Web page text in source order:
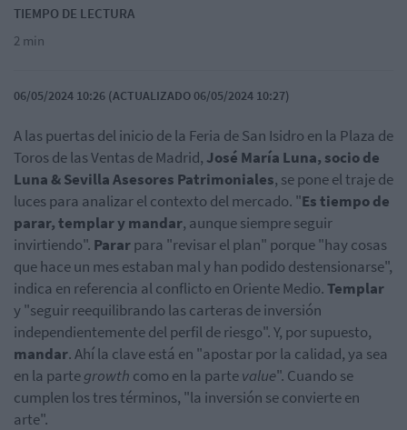
TIEMPO DE LECTURA
2 min
06/05/2024 10:26 (ACTUALIZADO 06/05/2024 10:27)
A las puertas del inicio de la Feria de San Isidro en la Plaza de
Toros de las Ventas de Madrid, José María Luna, socio de
Luna & Sevilla Asesores Patrimoniales, se pone el traje de
luces para analizar el contexto del mercado. "Es tiempo de
parar, templar y mandar, aunque siempre seguir
invirtiendo". Pararpara "revisar el plan" porque "hay cosas
que hace un mes estaban mal y han podido destensionarse",
indica en referencia al conflicto en Oriente Medio.Templar
y "seguir reequilibrando las carteras de inversión
independientemente del perfil de riesgo". Y, por supuesto,
mandar. Ahí la clave está en "apostar por la calidad, ya sea
en la partegrowth como en la partevalue". Cuando se
cumplen los tres términos, "la inversión se convierte en
arte".